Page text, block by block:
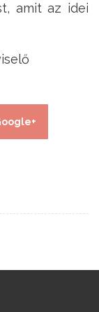
amit az idei